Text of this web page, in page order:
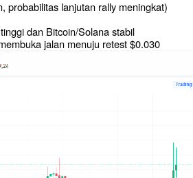
probabilitas lanjutan rally meningkat)
dan Bitcoin/Solana stabil
jalan menuju retest $0.030